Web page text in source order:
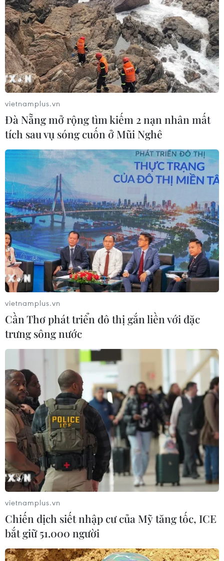
vietnamplus.vn
Đà Nẵng mở rộng tìm kiếm 2 nạn nhân mất
tích sau vụ sóng cuốn ở Mũi Nghê
vietnamplus.vn
Cần Thơ phát triển đô thị gắn liền với đặc
trưng sông nước
vietnamplus.vn
Chiến dịch siết nhập cư của Mỹ tăng tốc, ICE
bắt giữ 51.000 người